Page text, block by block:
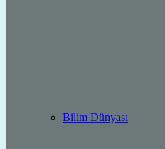
Bilim Dünyası